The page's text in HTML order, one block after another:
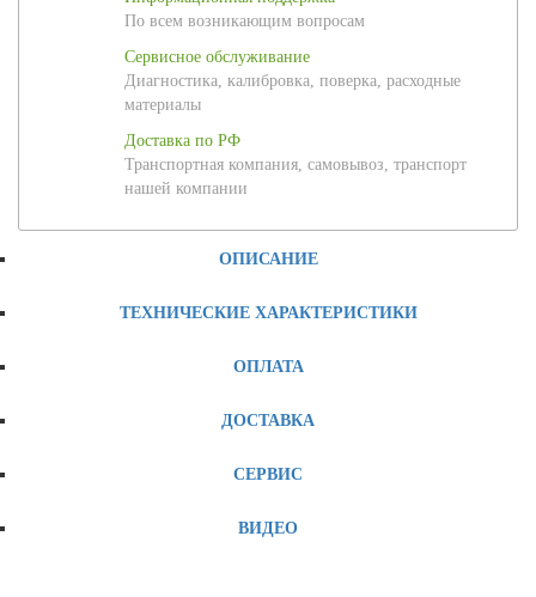
По всем возникающим вопросам
Сервисное обслуживание
Диагностика, калибровка, поверка, расходные
материалы
Доставка по РФ
Транспортная компания, самовывоз, транспорт
нашей компании
ОПИСАНИЕ
ТЕХНИЧЕСКИЕ ХАРАКТЕРИСТИКИ
ОПЛАТА
ДОСТАВКА
СЕРВИС
ВИДЕО